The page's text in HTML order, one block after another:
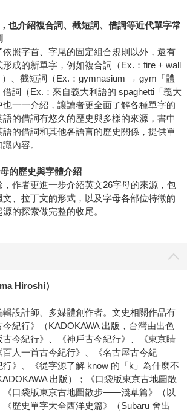
也介紹複合詞、截短詞、借詞等近代單字常
照字首、字尾的固定組合規則以外，還有
成的新單字，例如複合詞（Ex.：fire + wall
）、截短詞（Ex.：gymnasium → gym「體
詞（Ex.：來自義大利語的 spaghetti「義大
一一介紹，讓讀者更全面了解各種單字的
的借詞有悠久的歷史與多樣的來源，書中
的借詞和其他各語言的歷史關係，提供單
內容。
的歷史與字體介紹
作者更進一步介紹英文26字母的來源，包
、拉丁文的形式，以及字母各部位特徵的
的探索做完整的收尾。
Hiroshi）
設計師、多媒體創作者。文史相關作品有
今紀行》（KADOKAWA 出版，台灣由出色
今紀行》、《神戶古今紀行》、《東京睛
人一首古今紀行》、《名古屋古今紀
》、《從字源了解 know 的「k」為什麼不
出版）；《口袋版東京古地圖散
口袋版東京古地圖散步——淺草篇》（以
《歷史單字大全西洋史篇》（Subaru 舍出